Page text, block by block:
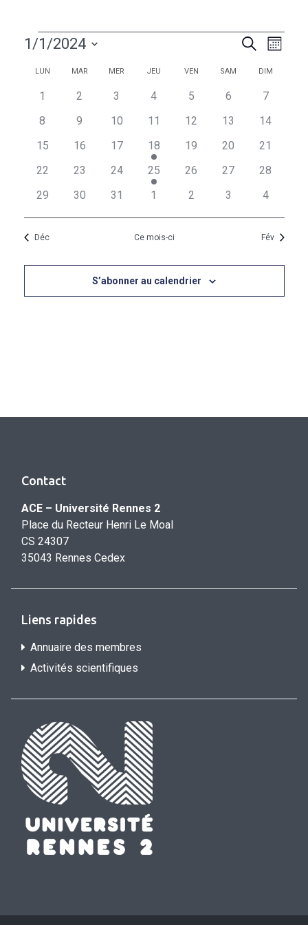
Évènements
vues
Recherche
de
Mois
1/1/2024
date.
Calendrier
de
Évènements
Calendrier
de
Évènements
LUN MAR MER JEU VEN SAM DIM
0
1
0
2
0
3
0
4
0
5
0
6
0
7
0
8
0
9
0
10
0
11
0
12
0
13
0
14
0
15
0
16
0
évènements
17
1
évènement
18
0
19
0
20
0
21
0
22
0
23
0
évènements
24
1
évènement
25
0
26
0
27
0
28
0
29
0
30
0
31
0
1
0
2
0
3
0
4
Déc Ce mois-ci Fév
S’abonner au calendrier
Contact
ACE – Université Rennes 2
Place du Recteur Henri Le Moal
CS 24307
35043 Rennes Cedex
Liens rapides
Annuaire des membres
Activités scientifiques